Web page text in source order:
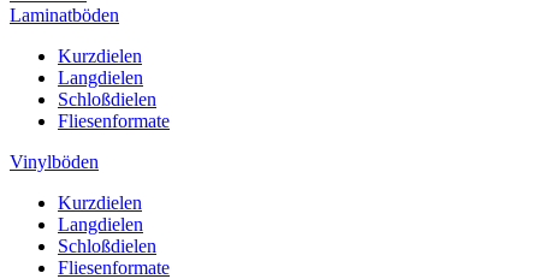
Laminatböden
Kurzdielen
Langdielen
Schloßdielen
Fliesenformate
Vinylböden
Kurzdielen
Langdielen
Schloßdielen
Fliesenformate